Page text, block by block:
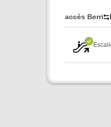
accès Berri